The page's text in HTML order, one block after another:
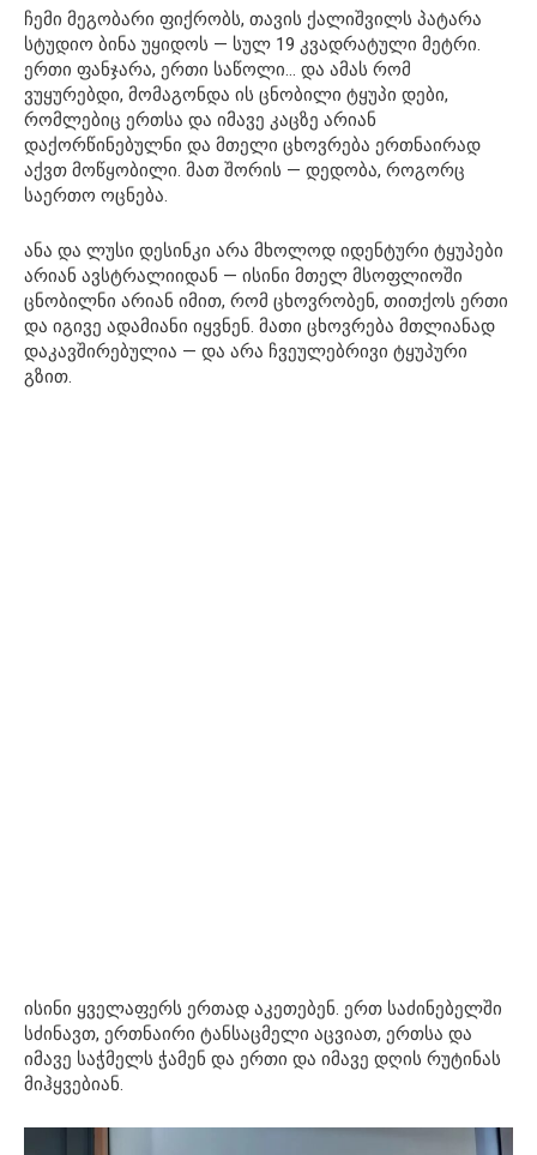
ჩემი მეგობარი ფიქრობს, თავის ქალიშვილს პატარა
სტუდიო ბინა უყიდოს — სულ 19 კვადრატული მეტრი.
ერთი ფანჯარა, ერთი საწოლი… და ამას რომ
ვუყურებდი, მომაგონდა ის ცნობილი ტყუპი დები,
რომლებიც ერთსა და იმავე კაცზე არიან
დაქორწინებულნი და მთელი ცხოვრება ერთნაირად
აქვთ მოწყობილი. მათ შორის — დედობა, როგორც
საერთო ოცნება.
ანა და ლუსი დესინკი არა მხოლოდ იდენტური ტყუპები
არიან ავსტრალიიდან — ისინი მთელ მსოფლიოში
ცნობილნი არიან იმით, რომ ცხოვრობენ, თითქოს ერთი
და იგივე ადამიანი იყვნენ. მათი ცხოვრება მთლიანად
დაკავშირებულია — და არა ჩვეულებრივი ტყუპური
გზით.
ისინი ყველაფერს ერთად აკეთებენ. ერთ საძინებელში
სძინავთ, ერთნაირი ტანსაცმელი აცვიათ, ერთსა და
იმავე საჭმელს ჭამენ და ერთი და იმავე დღის რუტინას
მიჰყვებიან.